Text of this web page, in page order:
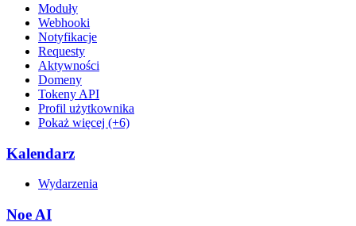
Moduły
Webhooki
Notyfikacje
Requesty
Aktywności
Domeny
Tokeny API
Profil użytkownika
Pokaż więcej (+6)
Kalendarz
Wydarzenia
Noe AI